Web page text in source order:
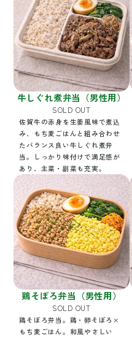
牛しぐれ煮弁当（男性用）
SOLD OUT
佐賀牛の赤身を生姜風味で煮込
み、もち麦ごはんと組み合わせ
たバランス良い牛しぐれ煮弁
当。しっかり味付けで満足感が
あり、主菜・副菜も充実。
鶏そぼろ弁当（男性用）
SOLD OUT
鶏そぼろ弁当。鶏・卵そぼろ×
もち麦ごはん。和風やさしい